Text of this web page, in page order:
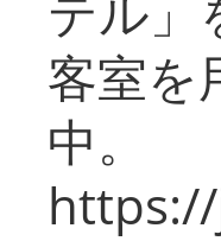
客室を
中。